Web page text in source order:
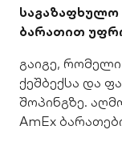
ბარათით
გაიგე,
ქეშბექსა და
შოპინგზე.
AmEx